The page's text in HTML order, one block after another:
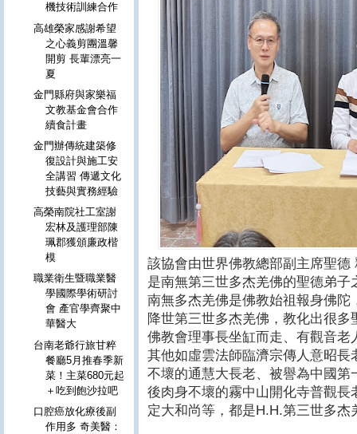
該協會由世界佛教總部副主席聖
是南無第三世多杰羌佛的聖德弟
南無多杰羌佛是佛教始祖報身佛
降世第三世多杰羌佛，教化出很
佛教會理事長坐缸而走、有觀音
其他如虛雲法師臨濟宗傳人意昭
不壞的通慧大長老、被譽為中國
後肉身不壞的霧中山開化寺普觀
定大和尚等，都是H.H.第三世多杰
機技術訓練合作
高雄榮家感謝希望
之心義剪團溫馨
開剪 長輩漂亮一
夏
金門縣府與家樂福
文教基金會合作
續食計畫
金門辦傳統建築修
復設計與施工安
全講習 傳遞文化
技藝與實務經驗
高榮南院社工室謝
宏林及護理部陳
珮郡獲頒廉政楷
模
職業衛生暨職業醫
學國際學術研討
會 產官學齊聚中
華醫大
台南老爺行旅甘粹
餐廳5月推春季新
菜！主菜680元起
＋吃到飽沙拉吧
口腔癌放化療後副
作用多 奇美醫：